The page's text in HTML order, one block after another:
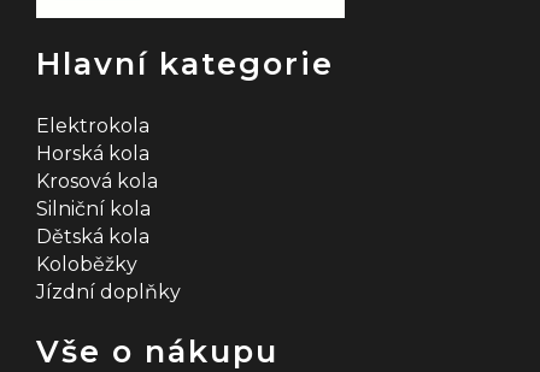
Hlavní kategorie
Elektrokola
Horská kola
Krosová kola
Silniční kola
Dětská kola
Koloběžky
Jízdní doplňky
Vše o nákupu